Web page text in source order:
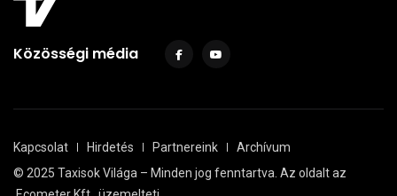
Közösségi média
Kapcsolat Hirdetés Partnereink
Archívum
© 2025 Taxisok Világa – Minden jog fenntartva. Az oldalt az